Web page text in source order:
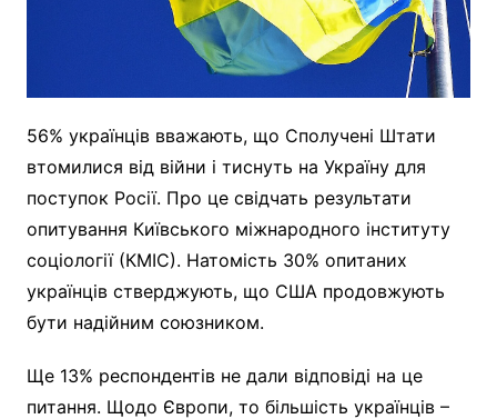
56% українців вважають, що Сполучені Штати
втомилися від війни і тиснуть на Україну для
поступок Росії. Про це свідчать результати
опитування Київського міжнародного інституту
соціології (КМІС). Натомість 30% опитаних
українців стверджують, що США продовжують
бути надійним союзником.
Ще 13% респондентів не дали відповіді на це
питання. Щодо Європи, то більшість українців –